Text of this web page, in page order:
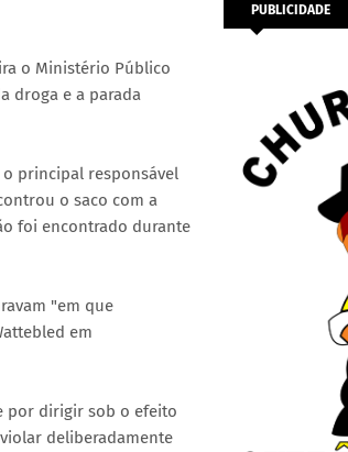
o Ministério Público
droga e a parada
principal responsável
o saco com a
foi encontrado durante
"em que
em
por dirigir sob o efeito
deliberadamente
PUBLICIDADE